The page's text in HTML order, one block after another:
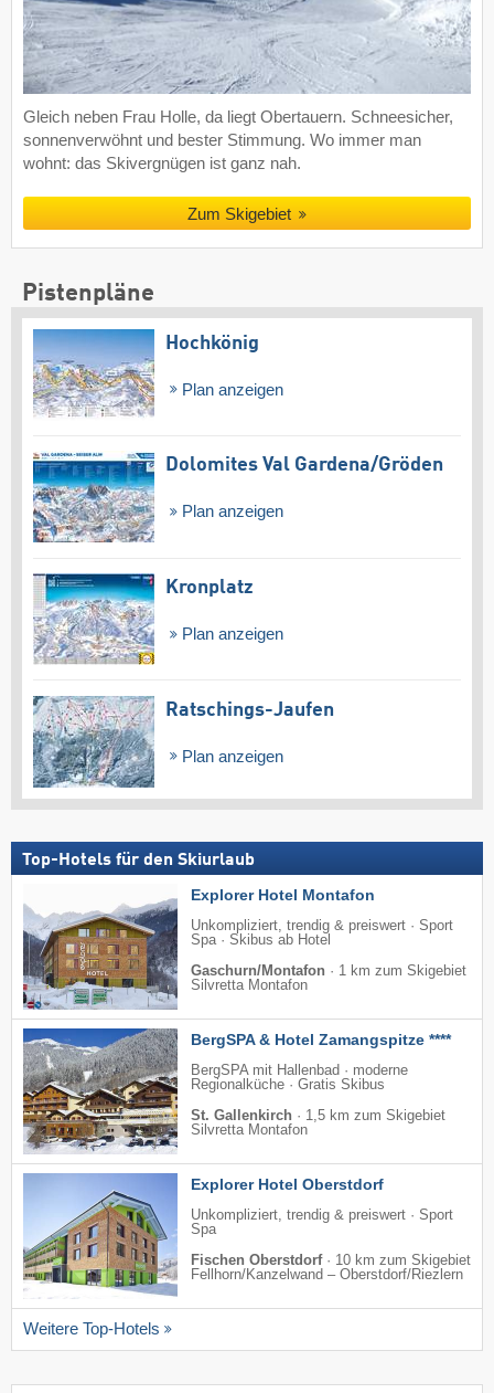
Gleich neben Frau Holle, da liegt Obertauern. Schneesicher,
sonnenverwöhnt und bester Stimmung. Wo immer man
wohnt: das Skivergnügen ist ganz nah.
Zum Skigebiet
Pistenpläne
Hochkönig
Plan anzeigen
Dolomites Val Gardena/​Gröden
Plan anzeigen
Kronplatz
Plan anzeigen
Ratschings-Jaufen
Plan anzeigen
Top-Hotels für den Skiurlaub
Explorer Hotel Montafon
Unkompliziert, trendig & preiswert · Sport
Spa · Skibus ab Hotel
Gaschurn/Montafon · 1 km zum Skigebiet
Silvretta Montafon
BergSPA & Hotel Zamangspitze ****
BergSPA mit Hallenbad · moderne
Regionalküche · Gratis Skibus
St. Gallenkirch · 1,5 km zum Skigebiet
Silvretta Montafon
Explorer Hotel Oberstdorf
Unkompliziert, trendig & preiswert · Sport
Spa
Fischen Oberstdorf· 10 km zum Skigebiet
Fellhorn/​Kanzelwand – Oberstdorf/​Riezlern
Weitere Top-Hotels